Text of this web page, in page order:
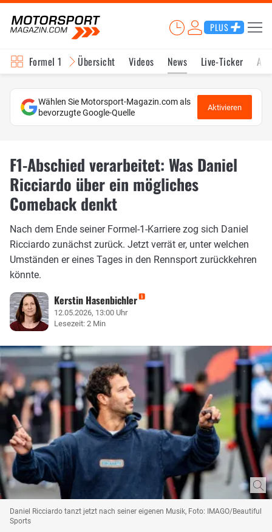
PLUS
Formel 1 Übersicht Videos News Live-Ticker
Wählen Sie Motorsport-Magazin.com als
bevorzugte Google-Quelle
Aktivieren
F1-Abschied verarbeitet: Was Daniel
Ricciardo über ein mögliches
Comeback denkt
Nach dem Ende seiner Formel-1-Karriere zog sich Daniel
Ricciardo zunächst zurück. Jetzt verrät er, unter welchen
Umständen er eines Tages in den Rennsport zurückkehren
könnte.
Kerstin Hasenbichler
12.05.2026, 13:00 Uhr
Lesezeit: 2 Min
Daniel Ricciardo tanzt jetzt nach seiner eigenen Musik, Foto: IMAGO/Beautiful
Sports